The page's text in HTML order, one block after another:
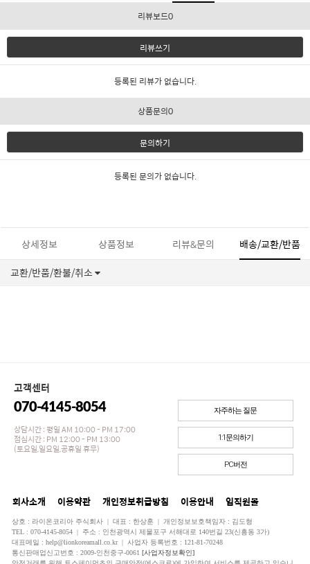
리뷰보드0
리뷰쓰기
등록된 리뷰가 없습니다.
상품문의0
문의하기
등록된 문의가 없습니다.
상세정보 상품정보 리뷰&문의
배송/교환/반품
교환/반품/환불/취소
고객센터
070-4145-8054
상담시간 : 평일 AM 10:00 - PM 17:00
점심시간 : PM 12:00 - PM 13:00
(토요일,일요일,공휴일 휴무)
자주하는 질문
1:1문의하기
PC버전
회사소개 이용약관 개인정보취급방침 이용안내 임직원몰
상호 : 라이온코리아 주식회사 | 대표 : 한상훈 | 개인정보보호책임자 : 김도형
TEL : 070-4145-8054 | 주소 : 인천광역시 제물포구 서해대로 140번길 23(신흥동 3가)
대표메일 : help@lionkoreamall.co.kr | 사업자 등록번호 : 121-81-70248
통신판매업신고번호 : 2009-인천중구-0061 [사업자정보확인]